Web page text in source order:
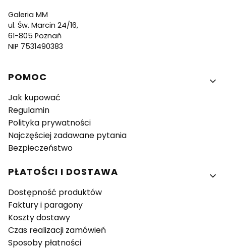
Galeria MM
ul. Św. Marcin 24/16,
61-805 Poznań
NIP 7531490383
Linki w stopce
POMOC
Jak kupować
Regulamin
Polityka prywatności
Najczęściej zadawane pytania
Bezpieczeństwo
PŁATOŚCI I DOSTAWA
Dostępność produktów
Faktury i paragony
Koszty dostawy
Czas realizacji zamówień
Sposoby płatności